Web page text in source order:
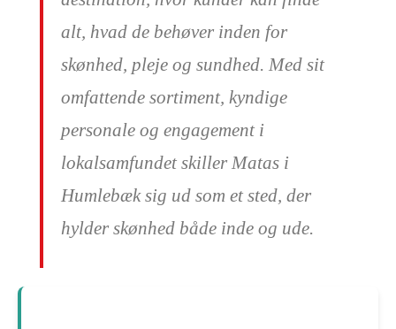
alt, hvad de behøver inden for
skønhed, pleje og sundhed. Med sit
omfattende sortiment, kyndige
personale og engagement i
lokalsamfundet skiller Matas i
Humlebæk sig ud som et sted, der
hylder skønhed både inde og ude.